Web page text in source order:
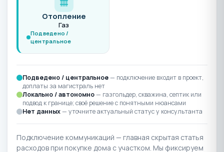
Отопление
Газ
Подведено /
центральное
Подведено / центральное— подключение входит в проект,
доплаты за магистраль нет
Локально / автономно— газгольдер, скважина, септик или
подвод к границе; своё решение с понятными нюансами
Нет данных— уточните актуальный статус у консультанта
Подключение коммуникаций — главная скрытая статья
расходов при покупке дома с участком. Мы фиксируем